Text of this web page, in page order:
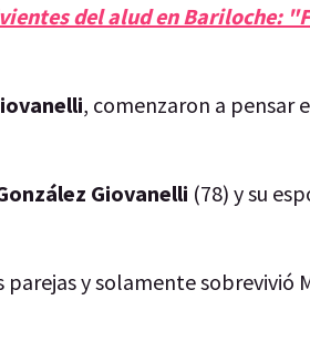
del alud en Bariloche:
, comenzaron a pensar
Giovanelli (78) y su
parejas y solamente sobrevivió